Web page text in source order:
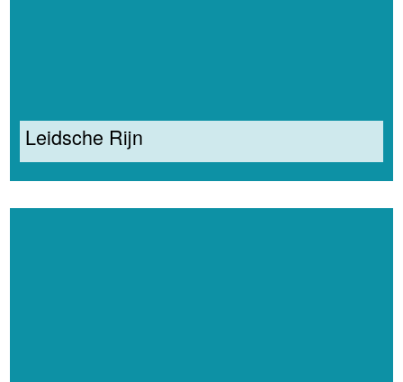
Leidsche Rijn